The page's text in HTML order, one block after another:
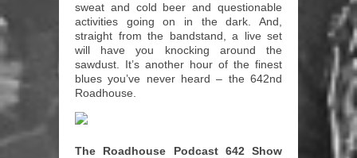
sweat and cold beer and questionable
activities going on in the dark. And,
straight from the bandstand, a live set
will have you knocking around the
sawdust. It’s another hour of the finest
blues you’ve never heard – the 642nd
Roadhouse.
The Roadhouse Podcast 642 Show